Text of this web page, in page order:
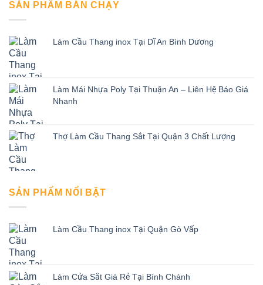
SẢN PHẨM BÁN CHẠY
Làm Cầu Thang inox Tại Dĩ An Bình Dương
Làm Mái Nhựa Poly Tại Thuận An – Liên Hệ Báo Giá
Nhanh
Thợ Làm Cầu Thang Sắt Tại Quận 3 Chất Lượng
SẢN PHẨM NỔI BẬT
Làm Cầu Thang inox Tại Quận Gò Vấp
Làm Cửa Sắt Giá Rẻ Tại Bình Chánh